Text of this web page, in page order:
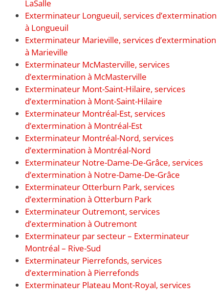
LaSalle
Exterminateur Longueuil, services d’extermination
à Longueuil
Exterminateur Marieville, services d’extermination
à Marieville
Exterminateur McMasterville, services
d’extermination à McMasterville
Exterminateur Mont-Saint-Hilaire, services
d’extermination à Mont-Saint-Hilaire
Exterminateur Montréal-Est, services
d’extermination à Montréal-Est
Exterminateur Montréal-Nord, services
d’extermination à Montréal-Nord
Exterminateur Notre-Dame-De-Grâce, services
d’extermination à Notre-Dame-De-Grâce
Exterminateur Otterburn Park, services
d’extermination à Otterburn Park
Exterminateur Outremont, services
d’extermination à Outremont
Exterminateur par secteur – Exterminateur
Montréal – Rive-Sud
Exterminateur Pierrefonds, services
d’extermination à Pierrefonds
Exterminateur Plateau Mont-Royal, services